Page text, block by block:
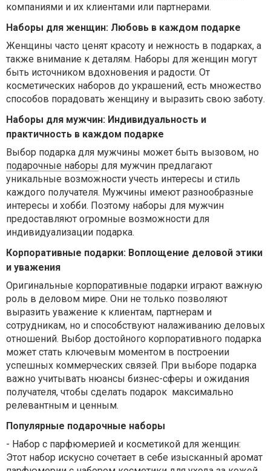
компаниями и их клиентами или партнерами.
Наборы для женщин: Любовь в каждом подарке
Женщины часто ценят красоту и нежность в подарках, а
также внимание к деталям. Наборы для женщин могут
быть источником вдохновения и радости. От
косметических наборов до украшений, есть множество
способов порадовать женщину и выразить свою заботу.
Наборы для мужчин: Индивидуальность и
практичность в каждом подарке
Выбор подарка для мужчины может быть вызовом, но
подарочные наборы для мужчин предлагают
уникальные возможности учесть интересы и стиль
каждого получателя. Мужчины имеют разнообразные
интересы и хобби. Поэтому наборы для мужчин
предоставляют огромные возможности для
индивидуализации подарка.
Корпоративные подарки: Воплощение деловой этики
и уважения
Оригинальные корпоративные подарки играют важную
роль в деловом мире. Они не только позволяют
выразить уважение к клиентам, партнерам и
сотрудникам, но и способствуют налаживанию деловых
отношений. Выбор достойного корпоративного подарка
может стать ключевым моментом в построении
успешных коммерческих связей. При выборе подарка
важно учитывать нюансы бизнес-сферы и ожидания
получателя, чтобы сделать подарок максимально
релевантным и ценным.
Популярные подарочные наборы
- Набор с парфюмерией и косметикой для женщин:
Этот набор искусно сочетает в себе изысканный аромат